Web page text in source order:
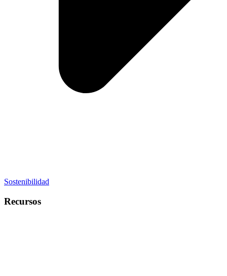
Sostenibilidad
Recursos